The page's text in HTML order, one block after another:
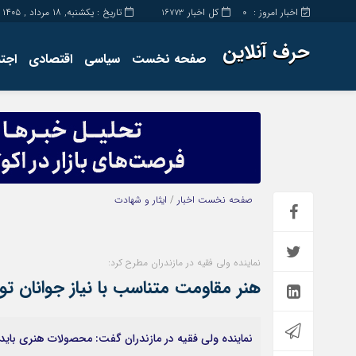
کل اخبار 16773 اخبار امروز : 0 تاریخ : یکشنبه, ۱۸ مرداد , ۱۴۰۵
حرف آنلاین صفحه نخست سیاسی اقتصادی
صفحه نخست اخبار / ایثار و شهادت
نماینده ولی فقیه در مازندران مطرح کرد:
هنر مقاومت متناسب با نیاز جوانان
نماینده ولی فقیه در مازندران گفت: محصولات هنری